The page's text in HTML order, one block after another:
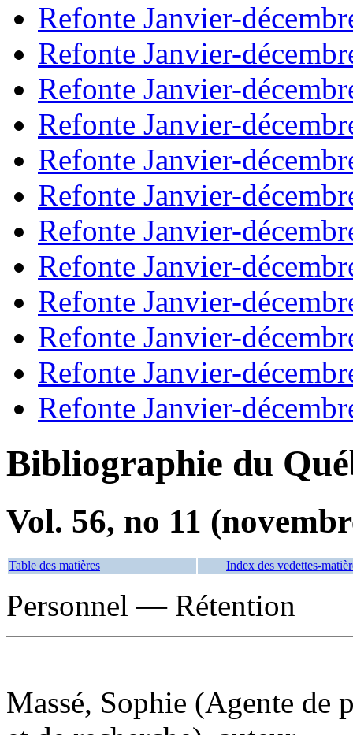
Refonte Janvier-
Refonte Janvier-
Refonte Janvier-
Refonte Janvier-
Refonte Janvier-
Refonte Janvier-
Refonte Janvier-
Refonte Janvier-
Refonte Janvier-
Refonte Janvier-
Refonte Janvier-
Refonte Janvier-
Bibliographie du
Vol. 56, no 11
Table des matières Index des vedettes-
Personnel — Rétention
Massé, Sophie (Agente de